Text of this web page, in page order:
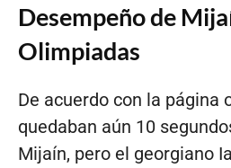
Desempeño de
Olimpiadas
De acuerdo con la página
quedaban aún 10
Mijaín, pero el georgiano